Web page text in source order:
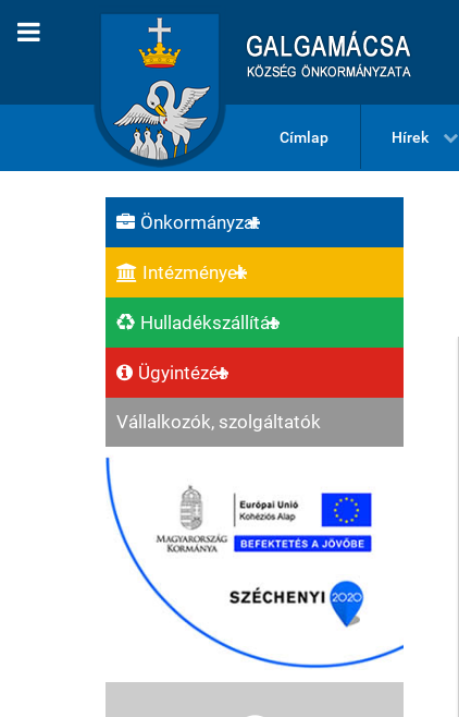
Címlap Hírek
Önkormányzat
Intézmények
Hulladékszállítás
Ügyintézés
Vállalkozók, szolgáltatók